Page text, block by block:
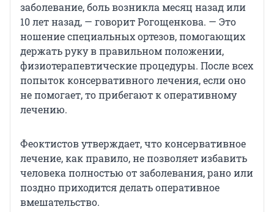
заболевание, боль возникла месяц назад или
10 лет назад, — говорит Рогощенкова. — Это
ношение специальных ортезов, помогающих
держать руку в правильном положении,
физиотерапевтические процедуры. После всех
попыток консервативного лечения, если оно
не помогает, то прибегают к оперативному
лечению.
Феоктистов утверждает, что консервативное
лечение, как правило, не позволяет избавить
человека полностью от заболевания, рано или
поздно приходится делать оперативное
вмешательство.